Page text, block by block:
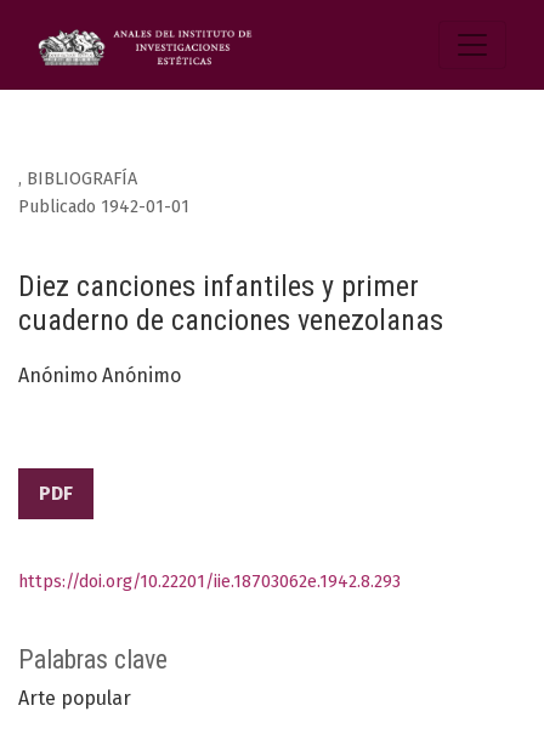
, BIBLIOGRAFÍA
Diez canciones infantiles y primer
cuaderno de canciones venezolanas
Publicado 1942-01-01
Anónimo Anónimo
PDF
Palabras clave
Arte popular
https://doi.org/10.22201/iie.18703062e.1942.8.293